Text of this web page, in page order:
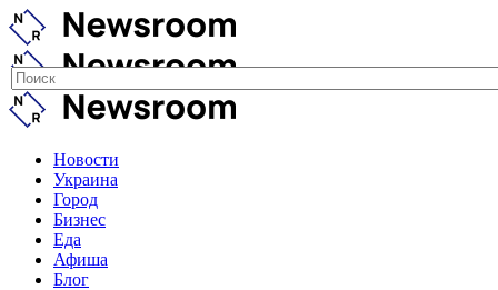
Новости
Украина
Город
Бизнес
Еда
Афиша
Блог